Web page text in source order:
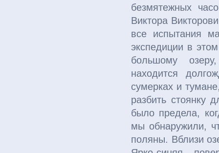
безмятежных
Виктора
все испытания
экспедиции в
большому
находится
сумерках и
разбить стоянку
было предела,
мы обнаружили,
поляны. Вблизи